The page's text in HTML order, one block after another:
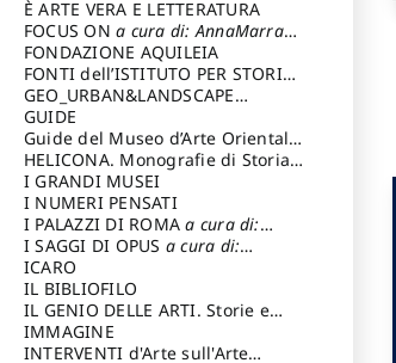
dall'Archivio Segreto
È ARTE VERA E LETTERATURA
FOCUS ONa cura di: AnnaMarra
Contemporanea
FONDAZIONE AQUILEIA
FONTI dell’ISTITUTO PER STORIA
DEL RISORGIMENTO
GEO_URBAN&LANDSCAPE
PLANNING (GULP)
Trusiani Elio
GUIDE
Guide del Museo d’Arte Orientale
“Giuseppe Tucci”
HELICONA. Monografie di Storia
dell'Artea cura di: Gallo Marco
I GRANDI MUSEI
I NUMERI PENSATI
I PALAZZI DI ROMAa cura di:
Ippoliti Alessandro
I SAGGI DI OPUS a cura di:
Scalesse Tommaso
ICARO
IL BIBLIOFILO
IL GENIO DELLE ARTI. Storie e
interpretazione
IMMAGINE
INTERVENTI d'Arte sull'Arte